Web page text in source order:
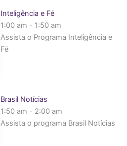
Inteligência e Fé
1:00 am - 1:50 am
Assista o Programa Inteligência e
Fé
Brasil Notícias
1:50 am - 2:00 am
Assista o programa Brasil Notícias